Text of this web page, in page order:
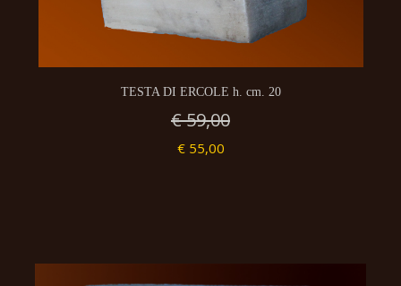
TESTA DI ERCOLE h. cm. 20
€ 59,00
€ 55,00